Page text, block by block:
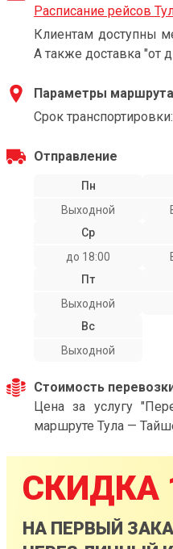
Расписание рейсов
Клиентам доступны
А также доставка "от
Параметры
Срок
Отправление
Пн
Выходной
Ср
до 18:00
Пт
Выходной
Вс
Выходной
Стоимость
Цена за услугу
маршруте Тула —
СКИДКА
НА ПЕРВЫЙ